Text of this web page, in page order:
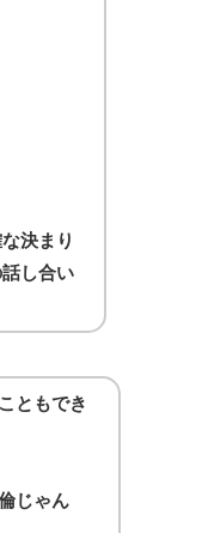
決まり
し合い
ともでき
じゃん